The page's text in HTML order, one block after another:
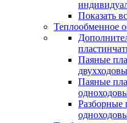
Показать
Теплообменное
Паяные
Паяные
Разборные